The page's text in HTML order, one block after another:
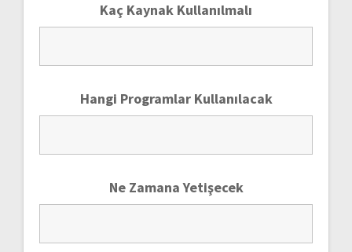
Kaç Kaynak Kullanılmalı
Hangi Programlar Kullanılacak
Ne Zamana Yetişecek